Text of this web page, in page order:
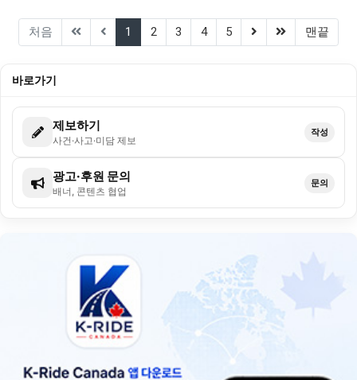
처음 1 (current)
2 3 4 5 (next)(last)맨끝
바로가기
제보하기
사건·사고·미담 제보
작성
광고·후원 문의
배너, 콘텐츠 협업
문의